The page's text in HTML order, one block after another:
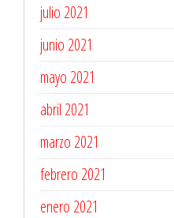
julio 2021
junio 2021
mayo 2021
abril 2021
marzo 2021
febrero 2021
enero 2021